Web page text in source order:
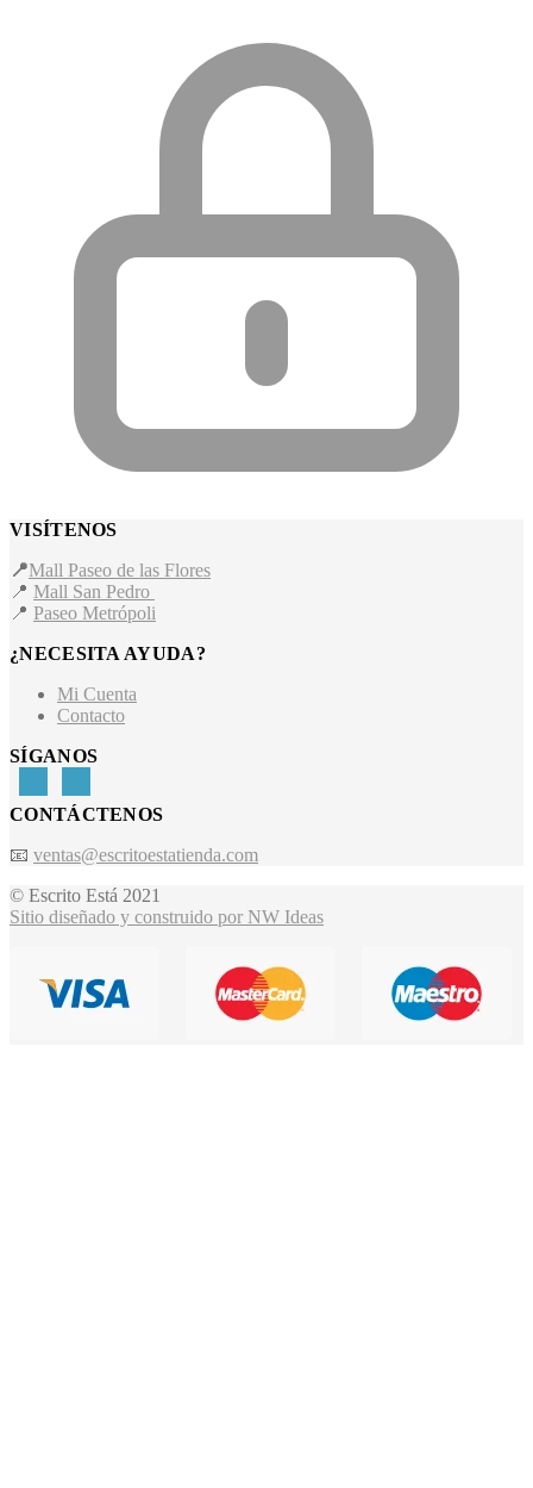
VISÍTENOS
📍Mall Paseo de las Flores
📍 Mall San Pedro
📍 Paseo Metrópoli
¿NECESITA AYUDA?
Mi Cuenta
Contacto
SÍGANOS
CONTÁCTENOS
📧 ventas@escritoestatienda.com
© Escrito Está 2021
Sitio diseñado y construido por NW Ideas